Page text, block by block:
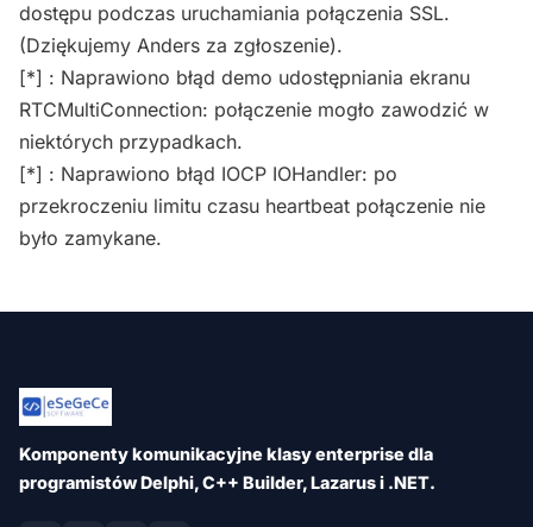
dostępu podczas uruchamiania połączenia SSL.
(Dziękujemy Anders za zgłoszenie).
[*] : Naprawiono błąd demo udostępniania ekranu
RTCMultiConnection: połączenie mogło zawodzić w
niektórych przypadkach.
[*] : Naprawiono błąd IOCP IOHandler: po
przekroczeniu limitu czasu heartbeat połączenie nie
było zamykane.
Komponenty komunikacyjne klasy enterprise dla
programistów Delphi, C++ Builder, Lazarus i .NET.